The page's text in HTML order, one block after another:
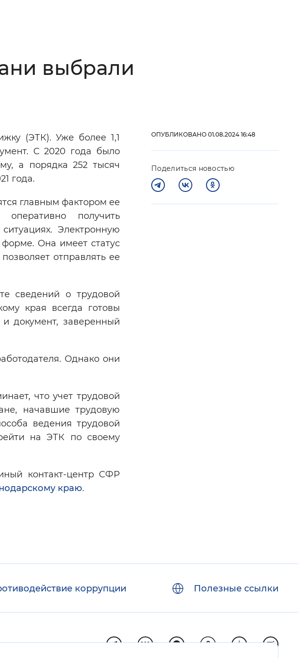
Закрыть
выбрали
(ЭТК). Уже более 1,1
С 2020 года было
а порядка 252 тысяч
года.
главным фактором ее
оперативно получить
Электронную
Она имеет статус
отправлять ее
сведений о трудовой
края всегда готовы
документ, заверенный
Однако они
что учет трудовой
начавшие трудовую
ведения трудовой
на ЭТК по своему
контакт-центр СФР
краю.
ОПУБЛИКОВАНО 01.08.2024 16:48
Поделиться новостью
коррупции Полезные ссылки